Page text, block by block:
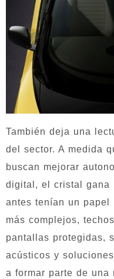
También deja una
del sector. A medida
buscan mejorar
digital, el cristal gana
antes tenían un papel
más complejos,
pantallas protegidas,
acústicos y
a formar parte de una